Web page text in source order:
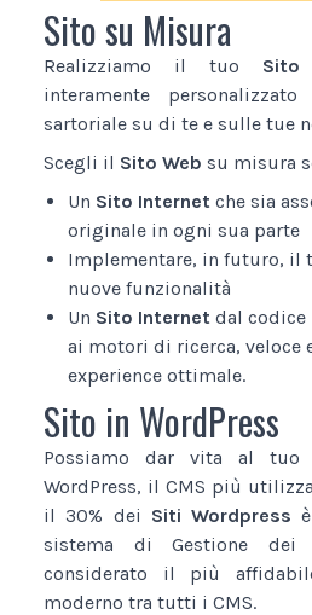
Sito su Misura
Realizziamo il tuo Sito
interamente
sartoriale su di te e sulle tue
Scegli il Sito Web su misura
Un Sito Internet che sia
originale in ogni sua parte
Implementare, in futuro, il
nuove funzionalità
Un Sito Internet dal
ai motori di ricerca, veloce
experience ottimale.
Sito in WordPress
Possiamo dar vita al tuo
WordPress, il CMS più
il 30% dei Siti Wordpress
sistema di Gestione dei
considerato il più
moderno tra tutti i CMS.